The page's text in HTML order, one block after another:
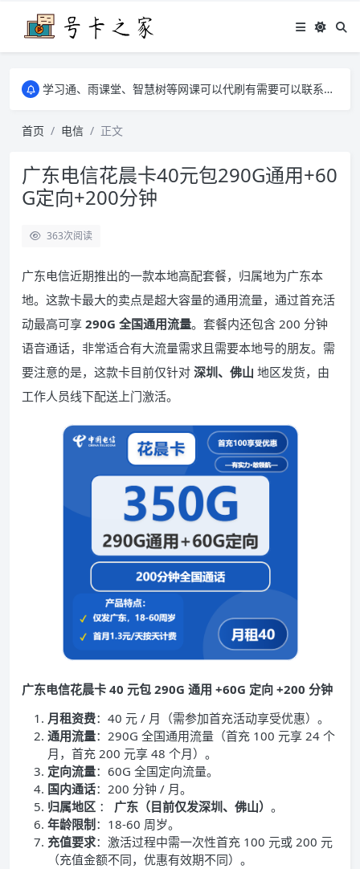
学习通、雨课堂、智慧树等网课可以代刷有需要可以联系邮箱i@tuzi.la
学习通、雨课堂、智慧树等网课可以代刷有需要可以联系邮箱i@tuzi.la
首页
电信 正文
广东电信花晨卡40元包290G通用+60
G定向+200分钟
363次阅读
广东电信近期推出的一款本地高配套餐，归属地为广东本
地。这款卡最大的卖点是超大容量的通用流量，通过首充活
动最高可享 290G 全国通用流量。套餐内还包含 200 分钟
语音通话，非常适合有大流量需求且需要本地号的朋友。需
要注意的是，这款卡目前仅针对 深圳、佛山 地区发货，由
工作人员线下配送上门激活。
广东电信花晨卡 40 元包 290G 通用 +60G 定向 +200 分钟
月租资费：40 元 / 月（需参加首充活动享受优惠）。
通用流量：290G 全国通用流量（首充 100 元享 24 个
月，首充 200 元享 48 个月）。
定向流量：60G 全国定向流量。
国内通话：200 分钟 / 月。
归属地区 ： 广东（目前仅发深圳、佛山） 。
年龄限制 ：18-60 周岁。
充值要求：激活过程中需一次性首充 100 元或 200 元
（充值金额不同，优惠有效期不同）。